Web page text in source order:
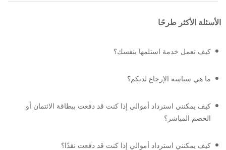
الأسئلة الأكثر طرحًا
كيف تعمل خدمة استلمها بنفسك؟
ما هي سياسة الإرجاع لديكم؟
كيف يمكنني استرداد أموالي إذا كنت قد دفعت ببطاقة الائتمان أو
الخصم المباشر؟
كيف يمكنني استرداد أموالي إذا كنت قد دفعت نقدًا؟